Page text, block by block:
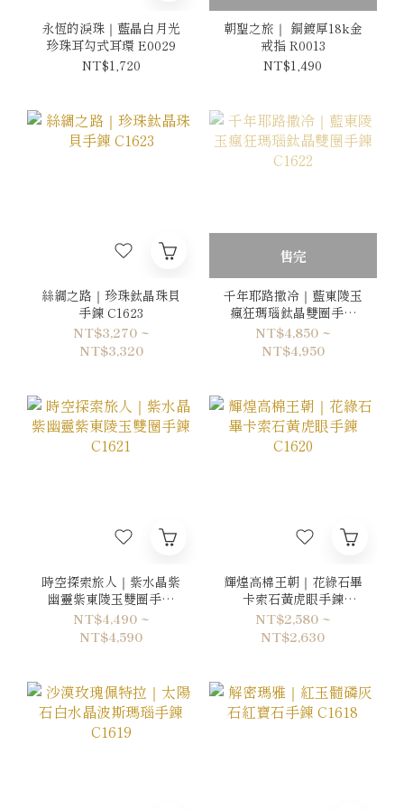
永恆的淚珠｜藍晶白月光
珍珠耳勾式耳環 E0029
NT$1,720
朝聖之旅｜ 銅鍍厚18k金
戒指 R0013
NT$1,490
絲綢之路｜珍珠鈦晶珠貝
手鍊 C1623
NT$3,270 ~
NT$3,320
售完
千年耶路撒冷｜藍東陵玉
瘋狂瑪瑙鈦晶雙圈手鍊
C1622
NT$4,850 ~
NT$4,950
時空探索旅人｜紫水晶紫
幽靈紫東陵玉雙圈手鍊
C1621
NT$4,490 ~
NT$4,590
輝煌高棉王朝｜花綠石畢
卡索石黃虎眼手鍊
C1620
NT$2,580 ~
NT$2,630